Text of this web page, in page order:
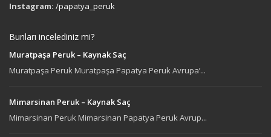
Instagram: /papatya_peruk
Bunları incelediniz mi?
Muratpaşa Peruk – Kaynak Saç
Muratpaşa Peruk Muratpaşa Papatya Peruk Avrupa’...
Mimarsinan Peruk – Kaynak Saç
Mimarsinan Peruk Mimarsinan Papatya Peruk Avrup...